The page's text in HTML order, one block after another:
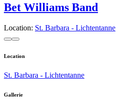
Bet Williams Band
Location: St. Barbara - Lichtentanne
Location
St. Barbara - Lichtentanne
Gallerie